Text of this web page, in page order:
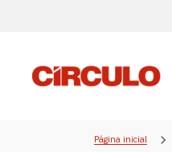
Página inicial